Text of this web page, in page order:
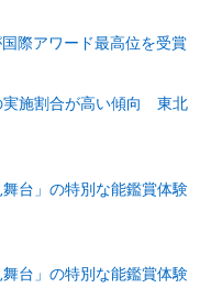
際アワード最高位を受賞
実施割合が高い傾向 東北
台」の特別な能鑑賞体験
台」の特別な能鑑賞体験